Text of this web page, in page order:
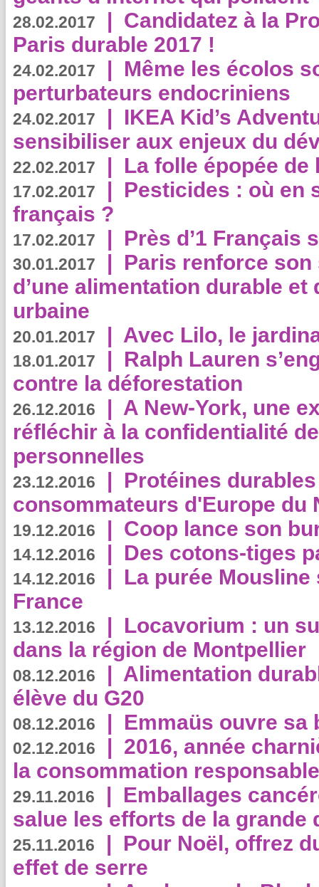
28.02.2017 | Candidatez à la
Paris durable 2017 !
24.02.2017 | Même les écolos
perturbateurs endocriniens
24.02.2017 | IKEA Kid’s
sensibiliser aux enjeux du
22.02.2017 | La folle épopée de
17.02.2017 | Pesticides : où en
français ?
17.02.2017 | Près d’1 Français
30.01.2017 | Paris renforce
d’une alimentation durable et
urbaine
20.01.2017 | Avec Lilo, le
18.01.2017 | Ralph Lauren
contre la déforestation
26.12.2016 | A New-York, une
réfléchir à la confidentialité
personnelles
23.12.2016 | Protéines
consommateurs d'Europe du
19.12.2016 | Coop lance son
14.12.2016 | Des cotons-tiges
14.12.2016 | La purée
France
13.12.2016 | Locavorium : un
dans la région de Montpellier
08.12.2016 | Alimentation
élève du G20
08.12.2016 | Emmaüs ouvre sa
02.12.2016 | 2016, année
la consommation
29.11.2016 | Emballages
salue les efforts de la grande
25.11.2016 | Pour Noël, offrez
effet de serre